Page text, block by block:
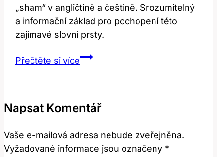
„sham“ v angličtině a češtině. Srozumitelný
a informační základ pro pochopení této
zajímavé slovní prsty.
Přečtěte si víceSham:
toto
Anglicko-
český
Napsat Komentář
Vaše e-mailová adresa nebude zveřejněna.
Vyžadované informace jsou označeny *